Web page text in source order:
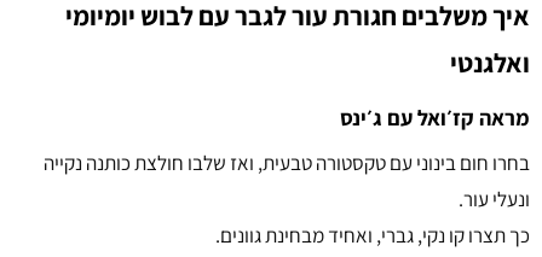
איך משלבים חגורת עור לגבר עם לבוש יומיומי
ואלגנטי
מראה קז׳ואל עם ג׳ינס
בחרו חום בינוני עם טקסטורה טבעית, ואז שלבו חולצת כותנה נקייה
ונעלי עור.
כך תצרו קו נקי, גברי, ואחיד מבחינת גוונים.